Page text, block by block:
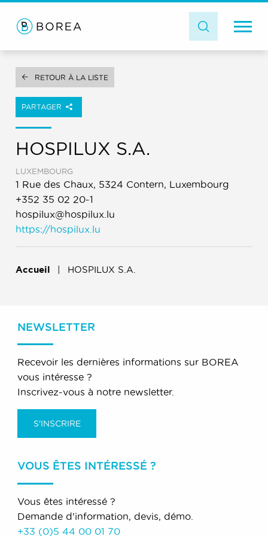
Accueil HOSPILUX S.A.
RETOUR À LA LISTE
PARTAGER
HOSPILUX S.A.
LUXEMBOURG
1 Rue des Chaux, 5324 Contern, Luxembourg
+352 35 02 20-1
hospilux@hospilux.lu
https://hospilux.lu
NEWSLETTER
Recevoir les dernières informations sur BOREA
vous intéresse ?
Inscrivez-vous à notre newsletter.
S'INSCRIRE
VOUS ÊTES INTÉRESSÉ ?
Vous êtes intéressé ?
Demande d'information, devis, démo.
+33 (0)5 44 00 01 70